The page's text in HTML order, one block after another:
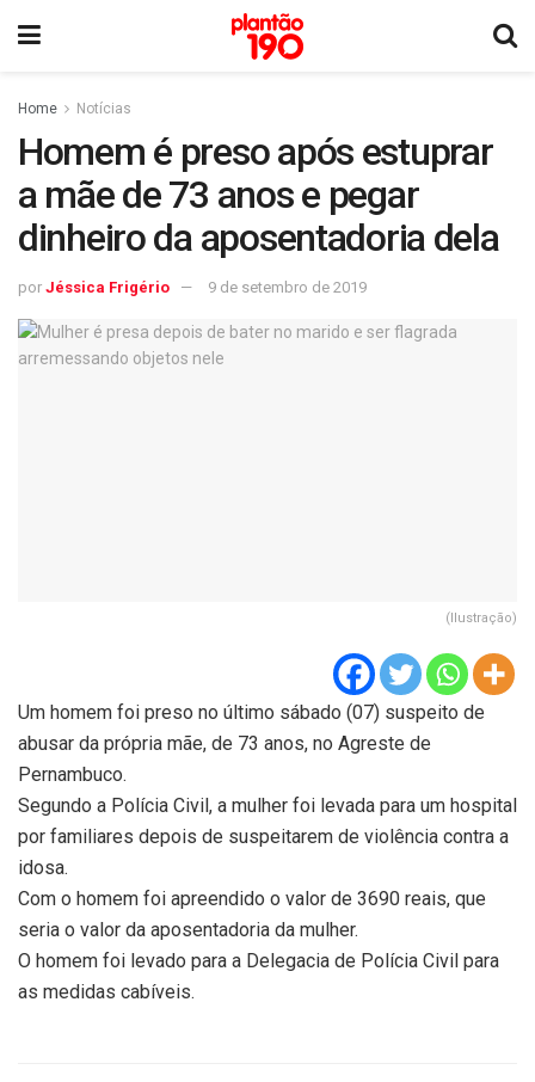
Home Notícias
Homem é preso após estuprar
a mãe de 73 anos e pegar
dinheiro da aposentadoria dela
por Jéssica Frigério 9 de setembro de 2019
(Ilustração)
Um homem foi preso no último sábado (07) suspeito de
abusar da própria mãe, de 73 anos, no Agreste de
Pernambuco.
Segundo a Polícia Civil, a mulher foi levada para um hospital
por familiares depois de suspeitarem de violência contra a
idosa.
Com o homem foi apreendido o valor de 3690 reais, que
seria o valor da aposentadoria da mulher.
O homem foi levado para a Delegacia de Polícia Civil para
as medidas cabíveis.